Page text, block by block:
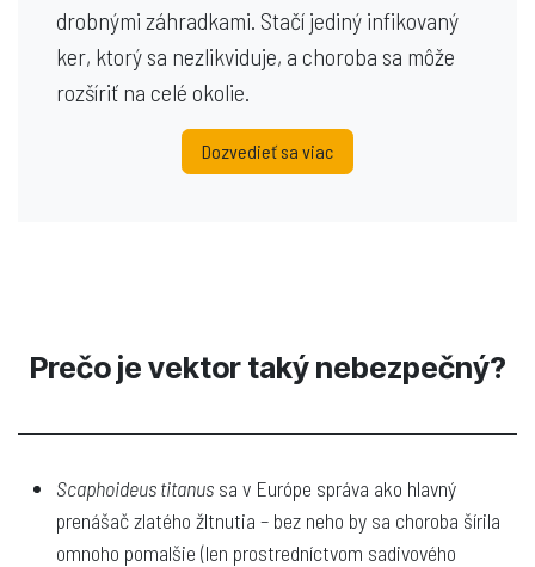
drobnými záhradkami. Stačí jediný infikovaný
ker, ktorý sa nezlikviduje, a choroba sa môže
rozšíriť na celé okolie.
Dozvedieť sa viac
Prečo je vektor taký nebezpečný?
Scaphoideus titanus sa v Európe správa ako hlavný
prenášač zlatého žltnutia – bez neho by sa choroba šírila
omnoho pomalšie (len prostredníctvom sadivového